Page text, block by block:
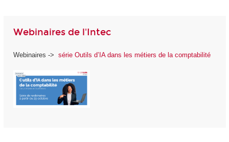
Webinaires de l'Intec
Webinaires -> série Outils d’IA dans les métiers de la comptabilité